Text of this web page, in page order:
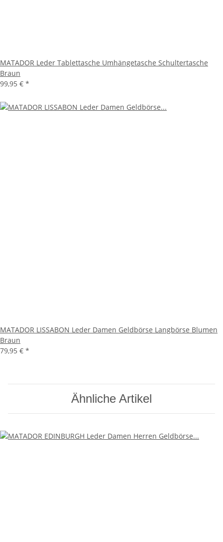
MATADOR Leder Tablettasche Umhängetasche Schultertasche
Braun
99,95 € *
MATADOR LISSABON Leder Damen Geldbörse Langbörse Blumen
Braun
79,95 € *
Ähnliche Artikel